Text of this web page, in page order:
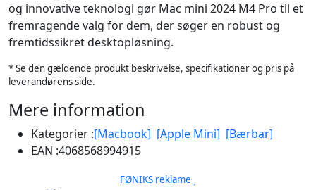
og innovative teknologi gør Mac mini 2024 M4 Pro til et
fremragende valg for dem, der søger en robust og
fremtidssikret desktopløsning.
* Se den gældende produkt beskrivelse, specifikationer og pris på
leverandørens side.
Mere information
Kategorier :[Macbook] [Apple Mini] [Bærbar]
EAN :4068568994915
FØNIKS reklame